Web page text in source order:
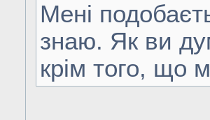
Мені
знаю. Як ви
крім того, що